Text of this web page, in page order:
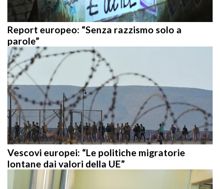
Report europeo: “Senza razzismo solo a
parole”
Vescovi europei: “Le politiche migratorie
lontane dai valori della UE”